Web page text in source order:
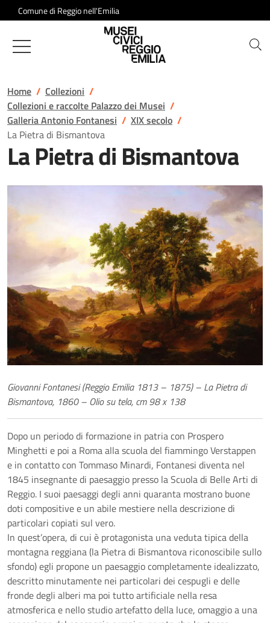
Salta al contenuto
Comune di Reggio nell'Emilia
Musei Civici di Reggio Emilia
Home
Collezioni
Collezioni e raccolte Palazzo dei Musei
Galleria Antonio Fontanesi
XIX secolo
La Pietra di Bismantova
La Pietra di Bismantova
Giovanni Fontanesi (Reggio Emilia 1813 – 1875) – La Pietra di
Bismantova, 1860 – Olio su tela, cm 98 x 138
Dopo un periodo di formazione in patria con Prospero
Minghetti e poi a Roma alla scuola del fiammingo Verstappen
e in contatto con Tommaso Minardi, Fontanesi diventa nel
1845 insegnante di paesaggio presso la Scuola di Belle Arti di
Reggio. I suoi paesaggi degli anni quaranta mostrano buone
doti compositive e un abile mestiere nella descrizione di
particolari copiati sul vero.
In quest’opera, di cui è protagonista una veduta tipica della
montagna reggiana (la Pietra di Bismantova riconoscibile sullo
sfondo) egli propone un paesaggio completamente idealizzato,
descritto minutamente nei particolari dei cespugli e delle
fronde degli alberi ma poi tutto artificiale nella resa
atmosferica e nello studio artefatto della luce, omaggio a una